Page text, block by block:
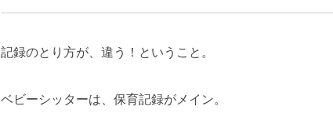
記録のとり方が、違う！ということ。
ベビーシッターは、保育記録がメイン。